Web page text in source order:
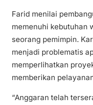
Farid menilai
memenuhi kebutuhan
seorang pemimpin.
menjadi problematis
memperlihatkan
memberikan
“Anggaran telah